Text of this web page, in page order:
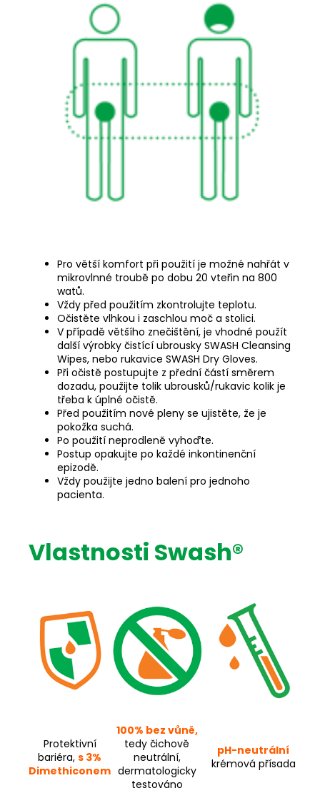
Pro větší komfort při použití je možné nahřát v
mikrovlnné troubě po dobu 20 vteřin na 800
watů.
Vždy před použitím zkontrolujte teplotu.
Očistěte vlhkou i zaschlou moč a stolici.
V případě většího znečištění, je vhodné použít
další výrobky čistící ubrousky SWASH Cleansing
Wipes, nebo rukavice SWASH Dry Gloves.
Při očistě postupujte z přední částí směrem
dozadu, použijte tolik ubrousků/rukavic kolik je
třeba k úplné očistě.
Před použitím nové pleny se ujistěte, že je
pokožka suchá.
Po použití neprodleně vyhoďte.
Postup opakujte po každé inkontinenční
epizodě.
Vždy použijte jedno balení pro jednoho
pacienta.
Vlastnosti Swash®
Protektivní
bariéra, s 3%
Dimethiconem
100% bez vůně,
tedy čichově
neutrální,
dermatologicky
testováno
pH-neutrální
krémová přísada